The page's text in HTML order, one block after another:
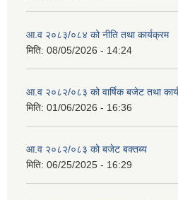
आ.व २०८३/०८४ को नीति तथा कार्यक्रम
मिति: 08/05/2026 - 14:24
आ.व २०८२/०८३ को वार्षिक बजेट तथा
मिति: 01/06/2026 - 16:36
आ.व २०८२/०८३ को बजेट बक्तब्य
मिति: 06/25/2025 - 16:29